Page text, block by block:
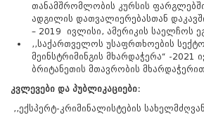
თანამშრომლობის კურსის
ადგილის დათვალიერებასთან
– 2019 ივლისი, ამერიკის საელჩოს
,,საქართველოს უსაფრთხოების
მეინსტრიმინგის მხარდაჭერა“ -2021
ბრიტანეთის მთავრობის მხარდაჭერით
კვლევები და პუბლიკაციები:
,,ექსპერტ-კრიმინალისტების